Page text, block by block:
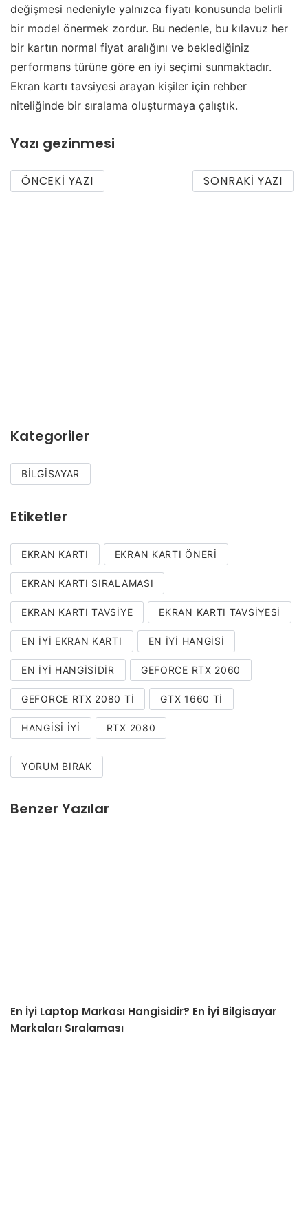
değişmesi nedeniyle yalnızca fiyatı konusunda belirli
bir model önermek zordur. Bu nedenle, bu kılavuz her
bir kartın normal fiyat aralığını ve beklediğiniz
performans türüne göre en iyi seçimi sunmaktadır.
Ekran kartı tavsiyesi arayan kişiler için rehber
niteliğinde bir sıralama oluşturmaya çalıştık.
Yazı gezinmesi
ÖNCEKI YAZI SONRAKI YAZI
Kategoriler
BILGISAYAR
Etiketler
EKRAN KARTI EKRAN KARTI ÖNERI
EKRAN KARTI SIRALAMASI
EKRAN KARTI TAVSIYE EKRAN KARTI TAVSIYESI
EN IYI EKRAN KARTI EN IYI HANGISI
EN IYI HANGISIDIR GEFORCE RTX 2060
GEFORCE RTX 2080 TI GTX 1660 TI
HANGISI IYI RTX 2080
YORUM BIRAK
Benzer Yazılar
En İyi Laptop Markası Hangisidir? En İyi Bilgisayar
Markaları Sıralaması